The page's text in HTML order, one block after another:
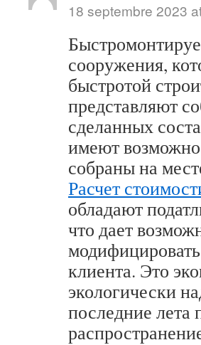
18 septembre 2023
сооружения,
быстротой
представляют
сделанных
имеют
собраны на
Расчет
обладают
что дает
клиента. Это
экологически
последние лета